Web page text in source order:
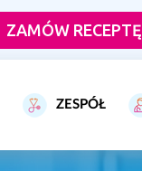
ZESPÓŁ
ZAMÓW RECEPTĘ